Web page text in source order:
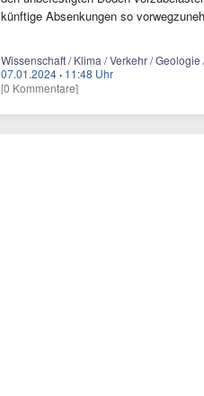
künftige Absenkungen so
Wissenschaft / Klima / Verkehr /
07.01.2024 · 11:48 Uhr
[0 Kommentare]